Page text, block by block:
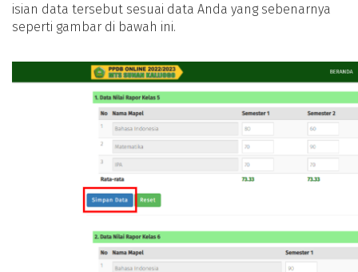
isian data tersebut sesuai data Anda yang sebenarnya
seperti gambar di bawah ini.